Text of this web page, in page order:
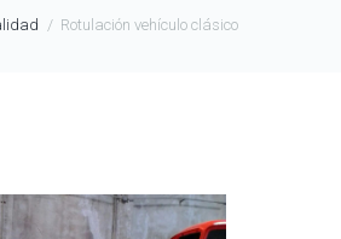
Rotulación vehículo clásico